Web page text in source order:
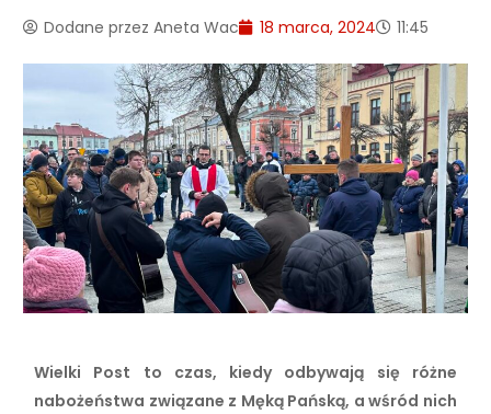
Dodane przez Aneta Wac 18 marca, 2024 11:45
Wielki Post to czas, kiedy odbywają się różne
nabożeństwa związane z Męką Pańską, a wśród nich